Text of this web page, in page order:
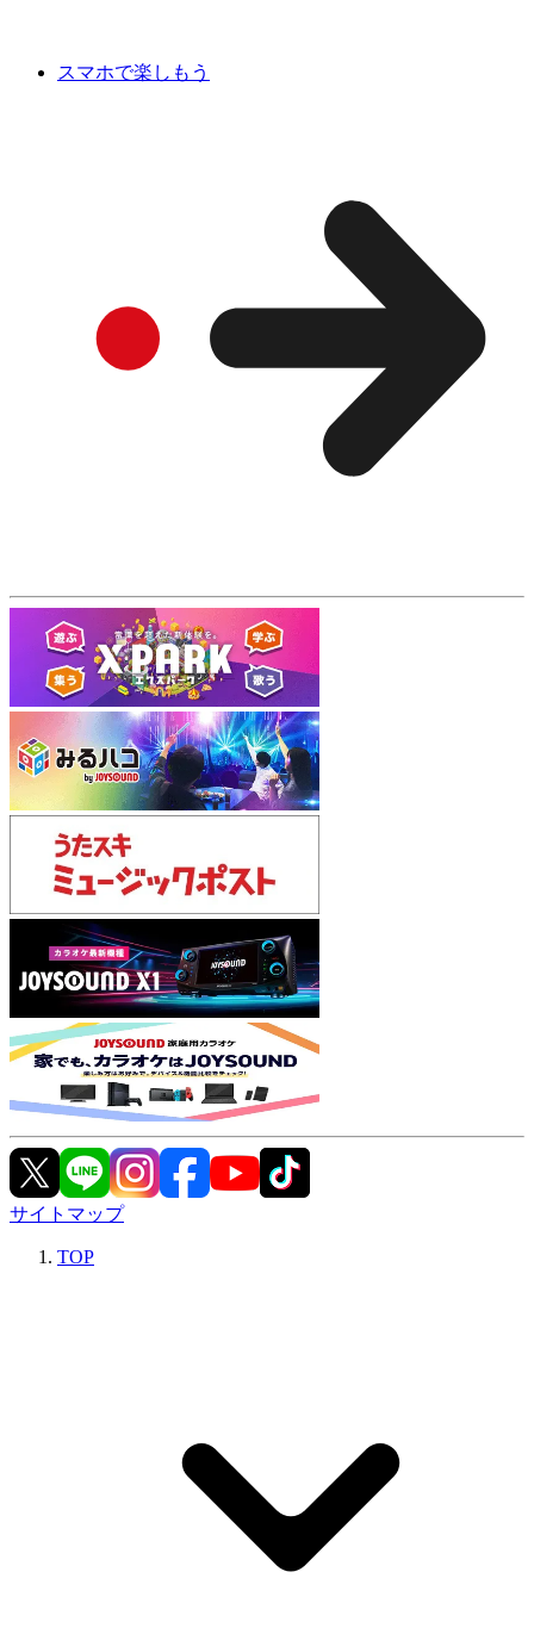
スマホで楽しもう
サイトマップ
TOP